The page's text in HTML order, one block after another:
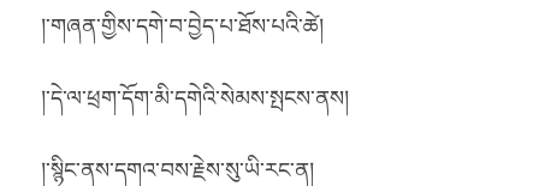
།་གཞན་གྱིས་དགེ་བ་བྱེད་པ་ཐོས་པའི་ཚེ།
།་དེ་ལ་ཕྲག་དོག་མི་དགེའི་སེམས་སྤངས་ནས།
།་སྙིང་ནས་དགའ་བས་རྗེས་སུ་ཡི་རང་ན།